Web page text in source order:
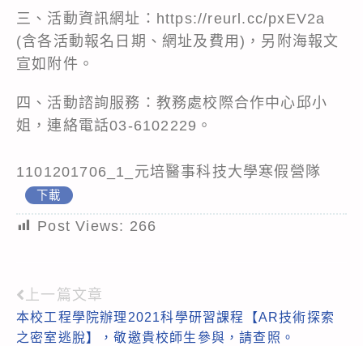
三、活動資訊網址： https://reurl.cc/pxEV2a
(含各活動報名日期、網址及費用)，另附海報文
宣如附件。
四、活動諮詢服務：教務處校際合作中心邱小
姐，連絡電話03-6102229。
1101201706_1_元培醫事科技大學寒假營隊
下載
Post Views: 266
Read
more
上一篇文章
本校工程學院辦理2021科學研習課程【AR技術探索
之密室逃脫】，敬邀貴校師生參與，請查照。